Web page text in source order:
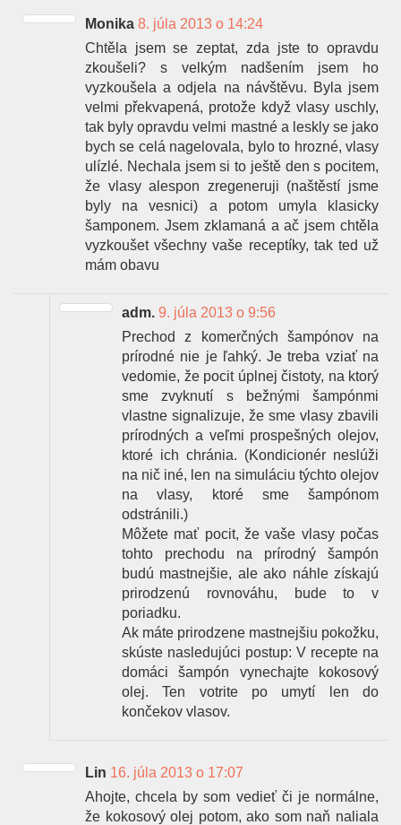
Monika 8. júla 2013 o 14:24
Chtěla jsem se zeptat, zda jste to opravdu
zkoušeli? s velkým nadšením jsem ho
vyzkoušela a odjela na návštěvu. Byla jsem
velmi překvapená, protože když vlasy uschly,
tak byly opravdu velmi mastné a leskly se jako
bych se celá nagelovala, bylo to hrozné, vlasy
ulízlé. Nechala jsem si to ještě den s pocitem,
že vlasy alespon zregeneruji (naštěstí jsme
byly na vesnici) a potom umyla klasicky
šamponem. Jsem zklamaná a ač jsem chtěla
vyzkoušet všechny vaše receptíky, tak ted už
mám obavu
adm. 9. júla 2013 o 9:56
Prechod z komerčných šampónov na
prírodné nie je ľahký. Je treba vziať na
vedomie, že pocit úplnej čistoty, na ktorý
sme zvyknutí s bežnými šampónmi
vlastne signalizuje, že sme vlasy zbavili
prírodných a veľmi prospešných olejov,
ktoré ich chránia. (Kondicionér neslúži
na nič iné, len na simuláciu týchto olejov
na vlasy, ktoré sme šampónom
odstránili.)
Môžete mať pocit, že vaše vlasy počas
tohto prechodu na prírodný šampón
budú mastnejšie, ale ako náhle získajú
prirodzenú rovnováhu, bude to v
poriadku.
Ak máte prirodzene mastnejšiu pokožku,
skúste nasledujúci postup: V recepte na
domáci šampón vynechajte kokosový
olej. Ten votrite po umytí len do
končekov vlasov.
Lin 16. júla 2013 o 17:07
Ahojte, chcela by som vedieť či je normálne,
že kokosový olej potom, ako som naň naliala